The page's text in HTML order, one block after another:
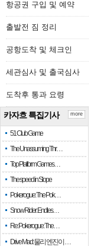
항공권 구입 및 예약
출발전 짐 정리
공항도착 및 체크인
세관심사 및 출국심사
도착후 통과 요령
카자흐 특집기사
51 Club Game
The Unassuming Thr…
Top Platform Games…
The speed in Slope
Pokerogue: The Pok…
Snow Rider: Endles…
Re: Pokerogue: The…
Drive Mad: 물리 엔진이 …
more